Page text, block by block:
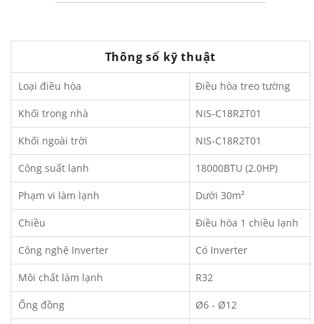
Thông số kỹ thuật
Loại điều hòa Điều hòa treo tường
Khối trong nhà NIS-C18R2T01
Khối ngoài trời NIS-C18R2T01
Công suất lạnh 18000BTU (2.0HP)
Phạm vi làm lạnh Dưới 30m²
Chiều Điều hòa 1 chiều lạnh
Công nghệ Inverter Có Inverter
Môi chất làm lạnh R32
Ống đồng Ø6 - Ø12